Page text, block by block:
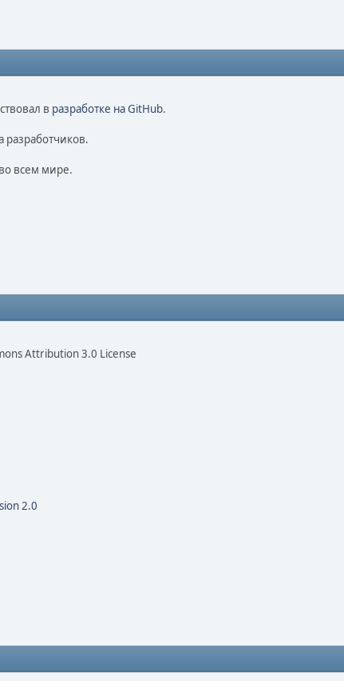
в разработке на GitHub.
разработчиков.
всем мире.
Attribution 3.0 License
2.0